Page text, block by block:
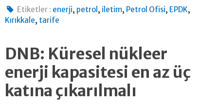
Etiketler : enerji, petrol , iletim, Petrol Ofisi, EPDK,
Kırıkkale, tarife
DNB: Küresel nükleer
enerji kapasitesi en az üç
katına çıkarılmalı